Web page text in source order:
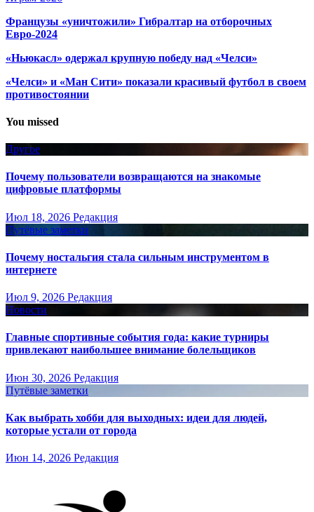
Французы «уничтожили» Гибралтар на отборочных
Евро-2024
«Ньюкасл» одержал крупную победу над «Челси»
«Челси» и «Ман Сити» показали красивый футбол в своем
противостоянии
You missed
Другое
Почему пользователи возвращаются на знакомые
цифровые платформы
Июл 18, 2026 Редакция
Путёвые заметки
Почему ностальгия стала сильным инструментом в
интернете
Июл 9, 2026 Редакция
Новости
Главные спортивные события года: какие турниры
привлекают наибольшее внимание болельщиков
Июн 30, 2026 Редакция
Путёвые заметки
Как выбрать хобби для выходных: идеи для людей,
которые устали от города
Июн 14, 2026 Редакция